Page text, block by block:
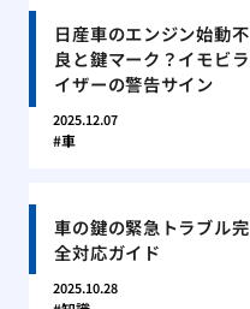
日産車のエンジン始動不
良と鍵マーク？イモビラ
イザーの警告サイン
2025.12.07
車
車の鍵の緊急トラブル完
全対応ガイド
2025.10.28